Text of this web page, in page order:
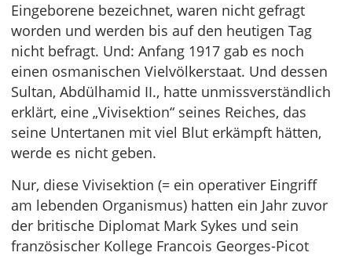
Eingeborene bezeichnet, waren nicht gefragt
worden und werden bis auf den heutigen Tag
nicht befragt. Und: Anfang 1917 gab es noch
einen osmanischen Vielvölkerstaat. Und dessen
Sultan, Abdülhamid II., hatte unmissverständlich
erklärt, eine „Vivisektion“ seines Reiches, das
seine Untertanen mit viel Blut erkämpft hätten,
werde es nicht geben.
Nur, diese Vivisektion (= ein operativer Eingriff
am lebenden Organismus) hatten ein Jahr zuvor
der britische Diplomat Mark Sykes und sein
französischer Kollege Francois Georges-Picot